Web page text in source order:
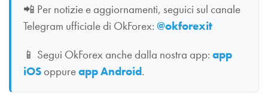
📲 Per notizie e aggiornamenti, seguici sul canale
Telegram ufficiale di OkForex: @okforexit
📱 Segui OkForex anche dalla nostra app: app
iOSoppureapp Android.